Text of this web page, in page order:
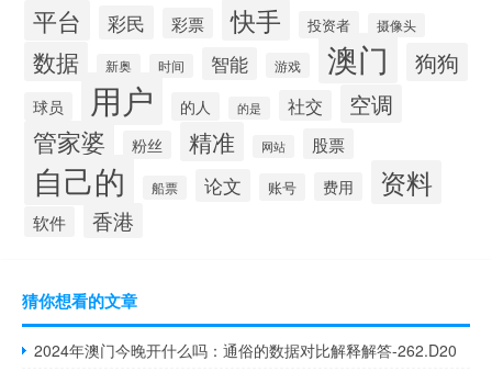
平台 彩民 彩票 快手 投资者 摄像头
数据 新奥 时间 智能 游戏 澳门 狗狗
球员 用户 的人 的是 社交 空调
管家婆 粉丝 精准 网站 股票
自己的 船票 论文 账号 费用 资料
软件 香港
猜你想看的文章
2024年澳门今晚开什么吗：通俗的数据对比解释解答-262.D20